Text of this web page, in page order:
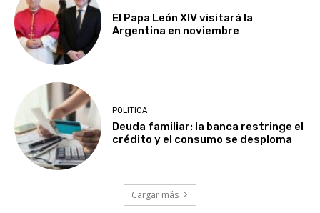
El Papa León XIV visitará la
Argentina en noviembre
POLITICA
Deuda familiar: la banca restringe el
crédito y el consumo se desploma
Cargar más